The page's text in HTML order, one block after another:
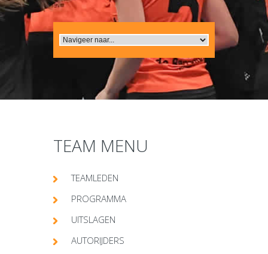
TEAM MENU
TEAMLEDEN
PROGRAMMA
UITSLAGEN
AUTORIJDERS